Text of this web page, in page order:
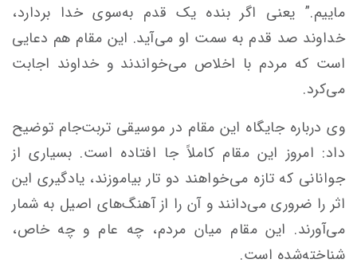
ماییم.” یعنی اگر بنده یک قدم به‌سوی خدا بردارد،
خداوند صد قدم به سمت او می‌آید. این مقام هم دعایی
است که مردم با اخلاص می‌خواندند و خداوند اجابت
می‌کرد.
وی درباره جایگاه این مقام در موسیقی تربت‌جام توضیح
داد: امروز این مقام کاملاً جا افتاده است. بسیاری از
جوانانی که تازه می‌خواهند دو تار بیاموزند، یادگیری این
اثر را ضروری می‌دانند و آن را از آهنگ‌های اصیل به شمار
می‌آورند. این مقام میان مردم، چه عام و چه خاص،
شناخته‌شده است.